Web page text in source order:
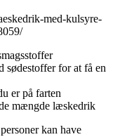
med-kulsyre-
sødestoffer for at få en
er på farten
mængde læskedrik
kan have